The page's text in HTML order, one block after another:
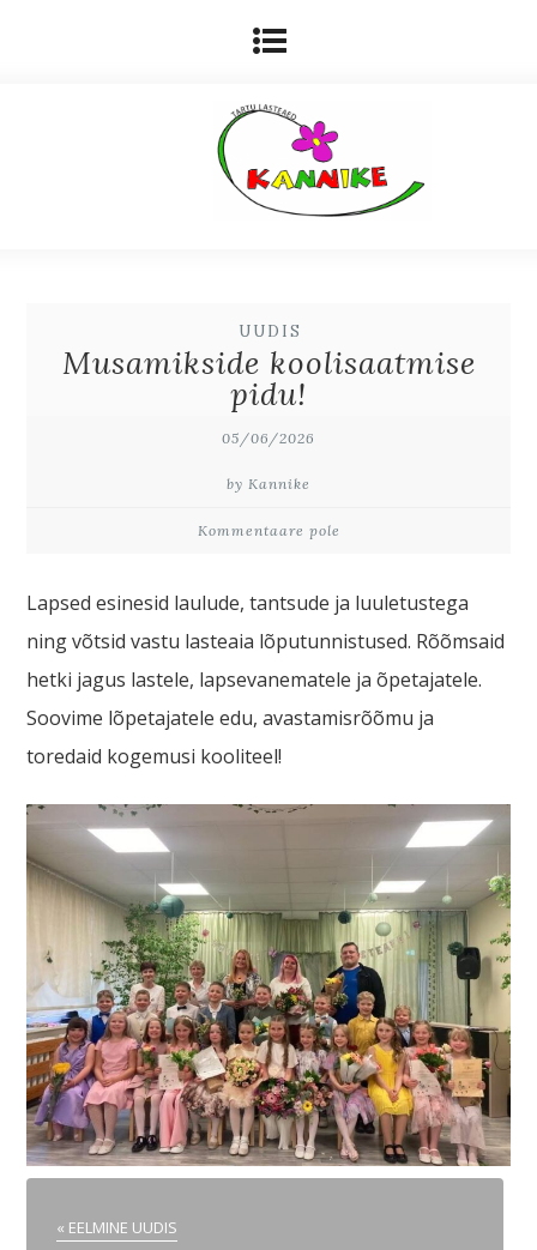
UUDIS
Musamikside koolisaatmise
pidu!
05/06/2026
by Kannike
Kommentaare pole
Lapsed esinesid laulude, tantsude ja luuletustega
ning võtsid vastu lasteaia lõputunnistused. Rõõmsaid
hetki jagus lastele, lapsevanematele ja õpetajatele.
Soovime lõpetajatele edu, avastamisrõõmu ja
toredaid kogemusi kooliteel!
« EELMINE UUDIS